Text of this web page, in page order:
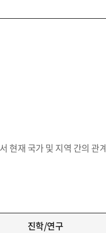
현재 국가 및 지역 간의 관
진학/연구